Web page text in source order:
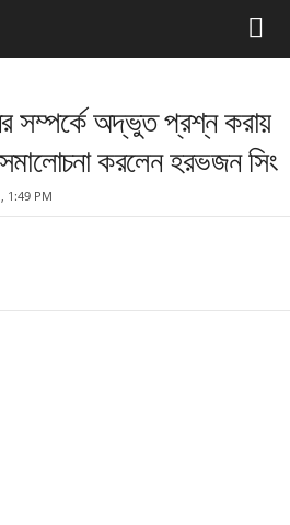
অদ্ভুত প্রশ্ন করায়
করলেন হরভজন সিং
1:49 PM